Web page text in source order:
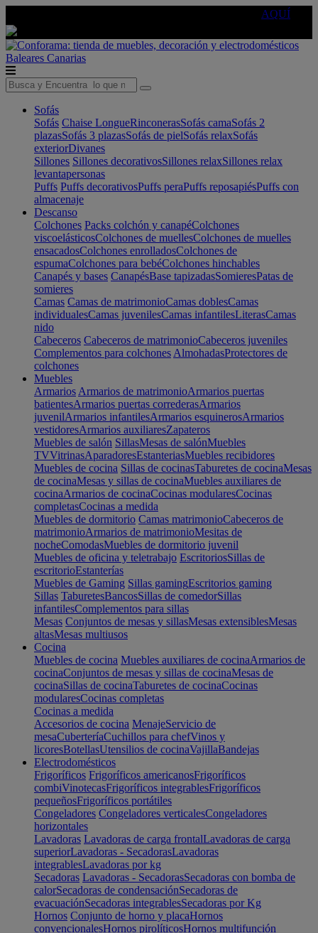
AQUÍ
Baleares Canarias
Sofás
Sofás Chaise LongueRinconerasSofás camaSofás 2
plazasSofás 3 plazasSofás de pielSofás relaxSofás
exteriorDivanes
Sillones Sillones decorativosSillones relaxSillones relax
levantapersonas
Puffs Puffs decorativosPuffs peraPuffs reposapiésPuffs con
almacenaje
Descanso
Colchones Packs colchón y canapéColchones
viscoelásticosColchones de muellesColchones de muelles
ensacadosColchones enrolladosColchones de
espumaColchones para bebéColchones hinchables
Canapés y bases CanapésBase tapizadasSomieresPatas de
somieres
Camas Camas de matrimonioCamas doblesCamas
individualesCamas juvenilesCamas infantilesLiterasCamas
nido
Cabeceros Cabeceros de matrimonioCabeceros juveniles
Complementos para colchones AlmohadasProtectores de
colchones
Muebles
Armarios Armarios de matrimonioArmarios puertas
batientesArmarios puertas correderasArmarios
juvenilArmarios infantilesArmarios esquinerosArmarios
vestidoresArmarios auxiliaresZapateros
Muebles de salón SillasMesas de salónMuebles
TVVitrinasAparadoresEstanteriasMuebles recibidores
Muebles de cocina Sillas de cocinasTaburetes de cocinaMesas
de cocinaMesas y sillas de cocinaMuebles auxiliares de
cocinaArmarios de cocinaCocinas modularesCocinas
completasCocinas a medida
Muebles de dormitorio Camas matrimonioCabeceros de
matrimonioArmarios de matrimonioMesitas de
nocheComodasMuebles de dormitorio juvenil
Muebles de oficina y teletrabajo EscritoriosSillas de
escritorioEstanterías
Muebles de Gaming Sillas gamingEscritorios gaming
Sillas TaburetesBancosSillas de comedorSillas
infantilesComplementos para sillas
Mesas Conjuntos de mesas y sillasMesas extensiblesMesas
altasMesas multiusos
Cocina
Muebles de cocina Muebles auxiliares de cocinaArmarios de
cocinaConjuntos de mesas y sillas de cocinaMesas de
cocinaSillas de cocinaTaburetes de cocinaCocinas
modularesCocinas completas
Cocinas a medida
Accesorios de cocina MenajeServicio de
mesaCuberteríaCuchillos para chefVinos y
licoresBotellasUtensilios de cocinaVajillaBandejas
Electrodomésticos
Frigoríficos Frigoríficos americanosFrigoríficos
combiVinotecasFrigoríficos integrablesFrigoríficos
pequeñosFrigoríficos portátiles
Congeladores Congeladores verticalesCongeladores
horizontales
Lavadoras Lavadoras de carga frontalLavadoras de carga
superiorLavadoras - SecadorasLavadoras
integrablesLavadoras por kg
Secadoras Lavadoras - SecadorasSecadoras con bomba de
calorSecadoras de condensaciónSecadoras de
evacuaciónSecadoras integrablesSecadoras por Kg
Hornos Conjunto de horno y placaHornos
convencionalesHornos pirolíticosHornos multifunción